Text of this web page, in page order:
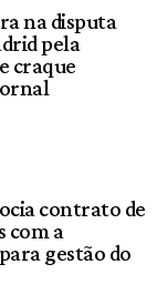
na disputa
pela
craque
contrato de
com a
gestão do